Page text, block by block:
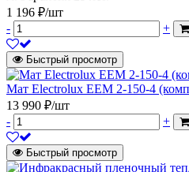
1 196 ₽/шт
-
+
Быстрый просмотр
Мат Electrolux EEM 2-150-4
13 990 ₽/шт
-
+
Быстрый просмотр